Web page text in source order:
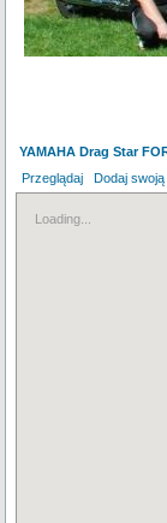
YAMAHA Drag Star
Przeglądaj
Dodaj
Loading...